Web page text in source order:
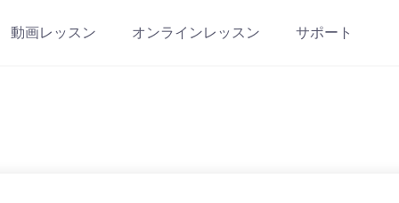
動画レッスン オンラインレッスン サポート